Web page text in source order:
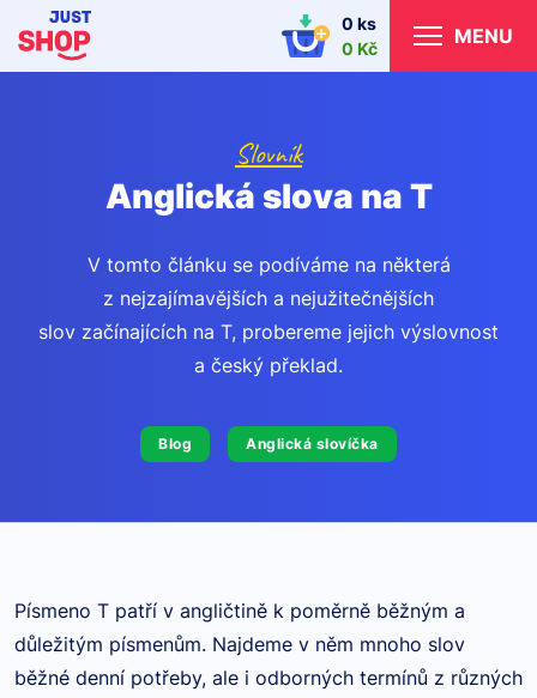
0 ks
0 Kč
MENU
Slovník
Anglická slova na T
V tomto článku se podíváme na některá
z nejzajímavějších a nejužitečnějších
slov začínajících na T, probereme jejich výslovnost
a český překlad.
Blog Anglická slovíčka
Písmeno T patří v angličtině k poměrně běžným a
důležitým písmenům. Najdeme v něm mnoho slov
běžné denní potřeby, ale i odborných termínů z různých